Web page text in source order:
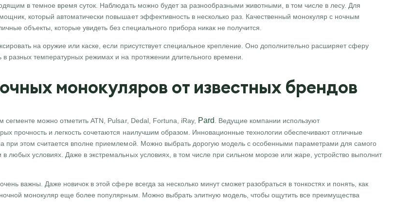
в темное время суток. Наблюдать можно будет за разнообразными животными, в том числе в лесу. Для
который автоматически повышает эффективность в несколько раз. Качественный монокуляр с ночным
объекты, которые увидеть без специального прибора никак не получится.
на оружие или каске, если присутствует специальное крепление. Оно дополнительно расширяет сферу
разных температурных режимах и на протяжении длительного времени.
монокуляров от известных брендов
сегменте можно отметить ATN, Pulsar, Dedal, Fortuna, iRay, Pard
. Ведущие компании используют
прочность и легкость сочетаются наилучшим образом. Инновационные технологии обеспечивают отличные
при этом считается вполне приемлемой. Можно выбрать дорогую модель с особенными параметрами для самого
любых условиях. Даже в экстремальных условиях, в том числе при сильном морозе или жаре, устройство выполнит
важны. Даже новичок в этой сфере всегда за несколько минут сможет разобраться в тонкостях и понять, как
ночной монокуляр еще более популярным. Можно выбрать элитную модель, чтобы ощутить все преимущества